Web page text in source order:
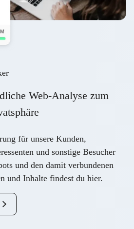
Web-Analyse zum
für unsere Kunden,
und sonstige Besucher
und den damit verbundenen
und Inhalte findest du hier.